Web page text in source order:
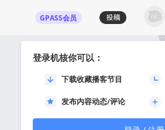
GPASS会员
登录机核你可以：
下载收藏播客节目
发布内容动态/评论